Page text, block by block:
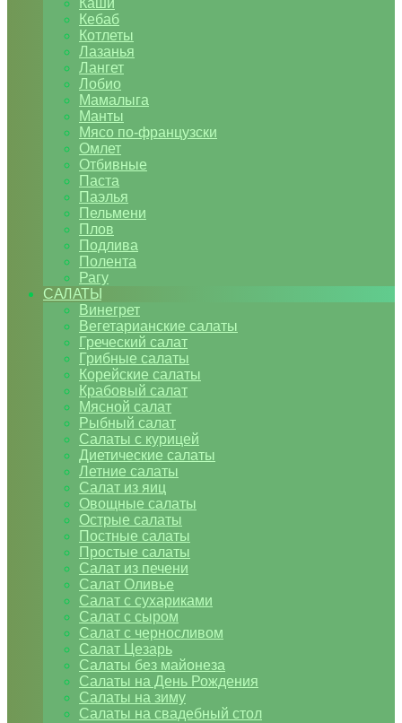
Каши
Кебаб
Котлеты
Лазанья
Лангет
Лобио
Мамалыга
Манты
Мясо по-французски
Омлет
Отбивные
Паста
Паэлья
Пельмени
Плов
Подлива
Полента
Рагу
САЛАТЫ
Винегрет
Вегетарианские салаты
Греческий салат
Грибные салаты
Корейские салаты
Крабовый салат
Мясной салат
Рыбный салат
Салаты с курицей
Диетические салаты
Летние салаты
Салат из яиц
Овощные салаты
Острые салаты
Постные салаты
Простые салаты
Салат из печени
Салат Оливье
Салат с сухариками
Салат с сыром
Салат с черносливом
Салат Цезарь
Салаты без майонеза
Салаты на День Рождения
Салаты на зиму
Салаты на свадебный стол